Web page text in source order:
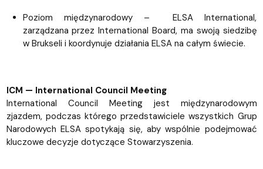
Poziom międzynarodowy – ELSA International,
zarządzana przez International Board, ma swoją siedzibę
w Brukseli i koordynuje działania ELSA na całym świecie.
ICM — International Council Meeting
International Council Meeting jest międzynarodowym
zjazdem, podczas którego przedstawiciele wszystkich Grup
Narodowych ELSA spotykają się, aby wspólnie podejmować
kluczowe decyzje dotyczące Stowarzyszenia.